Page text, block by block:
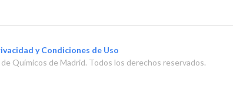
y Condiciones de Uso
Químicos de Madrid. Todos los derechos reservados.